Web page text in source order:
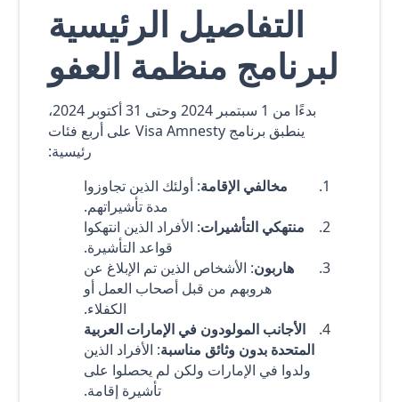
التفاصيل الرئيسية
لبرنامج منظمة العفو
بدءًا من 1 سبتمبر 2024 وحتى 31 أكتوبر 2024،
ينطبق برنامج Visa Amnesty على أربع فئات
رئيسية:
مخالفي الإقامة: أولئك الذين تجاوزوا
مدة تأشيراتهم.
منتهكي التأشيرات: الأفراد الذين انتهكوا
قواعد التأشيرة.
هاربون: الأشخاص الذين تم الإبلاغ عن
هروبهم من قبل أصحاب العمل أو
الكفلاء.
الأجانب المولودون في الإمارات العربية
المتحدة بدون وثائق مناسبة: الأفراد الذين
ولدوا في الإمارات ولكن لم يحصلوا على
تأشيرة إقامة.